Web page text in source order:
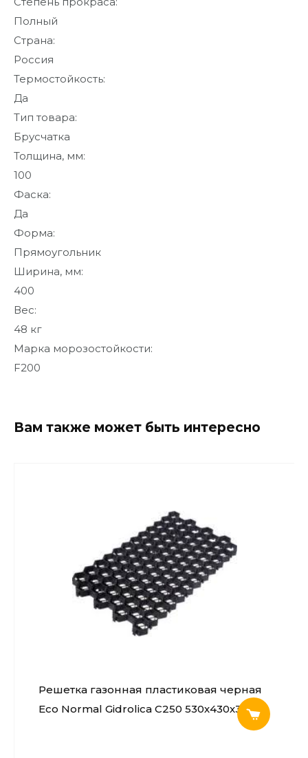
Полный
Страна:
Россия
Термостойкость:
Да
Тип товара:
Брусчатка
Толщина, мм:
100
Фаска:
Да
Форма:
Прямоугольник
Ширина, мм:
400
Вес:
48 кг
Марка морозостойкости:
F200
Вам также может быть интересно
Решетка газонная пластиковая черная
Eco Normal Gidrolica С250 530х430х33 мм